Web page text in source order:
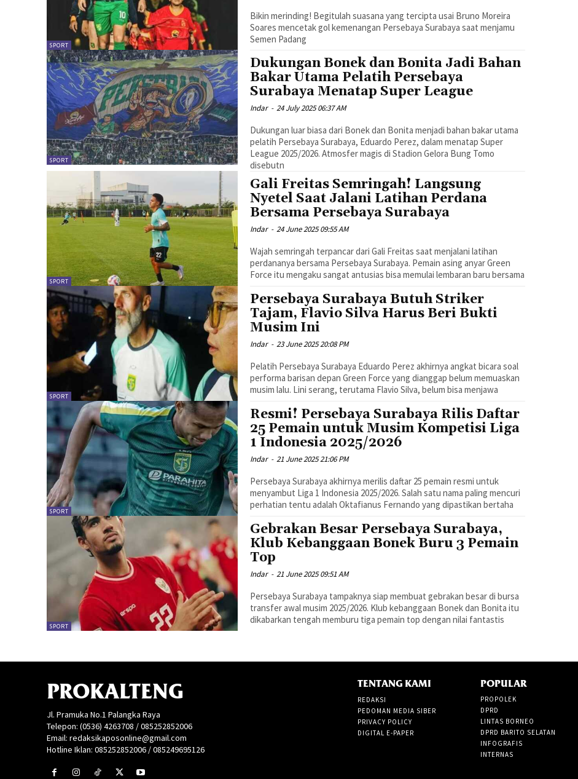
SPORT
Bikin merinding! Begitulah suasana yang tercipta usai Bruno Moreira
Soares mencetak gol kemenangan Persebaya Surabaya saat menjamu
Semen Padang
SPORT
Dukungan Bonek dan Bonita Jadi Bahan
Bakar Utama Pelatih Persebaya
Surabaya Menatap Super League
Indar - 24 July 2025 06:37 AM
Dukungan luar biasa dari Bonek dan Bonita menjadi bahan bakar utama
pelatih Persebaya Surabaya, Eduardo Perez, dalam menatap Super
League 2025/2026. Atmosfer magis di Stadion Gelora Bung Tomo
disebutn
SPORT
Gali Freitas Semringah! Langsung
Nyetel Saat Jalani Latihan Perdana
Bersama Persebaya Surabaya
Indar - 24 June 2025 09:55 AM
Wajah semringah terpancar dari Gali Freitas saat menjalani latihan
perdananya bersama Persebaya Surabaya. Pemain asing anyar Green
Force itu mengaku sangat antusias bisa memulai lembaran baru bersama
SPORT
Persebaya Surabaya Butuh Striker
Tajam, Flavio Silva Harus Beri Bukti
Musim Ini
Indar - 23 June 2025 20:08 PM
Pelatih Persebaya Surabaya Eduardo Perez akhirnya angkat bicara soal
performa barisan depan Green Force yang dianggap belum memuaskan
musim lalu. Lini serang, terutama Flavio Silva, belum bisa menjawa
SPORT
Resmi! Persebaya Surabaya Rilis Daftar
25 Pemain untuk Musim Kompetisi Liga
1 Indonesia 2025/2026
Indar - 21 June 2025 21:06 PM
Persebaya Surabaya akhirnya merilis daftar 25 pemain resmi untuk
menyambut Liga 1 Indonesia 2025/2026. Salah satu nama paling mencuri
perhatian tentu adalah Oktafianus Fernando yang dipastikan bertaha
SPORT
Gebrakan Besar Persebaya Surabaya,
Klub Kebanggaan Bonek Buru 3 Pemain
Top
Indar - 21 June 2025 09:51 AM
Persebaya Surabaya tampaknya siap membuat gebrakan besar di bursa
transfer awal musim 2025/2026. Klub kebanggaan Bonek dan Bonita itu
dikabarkan tengah memburu tiga pemain top dengan nilai fantastis
PROKALTENG
Jl. Pramuka No.1 Palangka Raya
Telepon: (0536) 4263708 / 085252852006
Email: redaksikaposonline@gmail.com
Hotline Iklan: 085252852006 / 085249695126
TENTANG KAMI
REDAKSI
PEDOMAN MEDIA SIBER
PRIVACY POLICY
DIGITAL E-PAPER
POPULAR
PROPOLEK
DPRD
LINTAS BORNEO
DPRD BARITO SELATAN
INFOGRAFIS
INTERNAS